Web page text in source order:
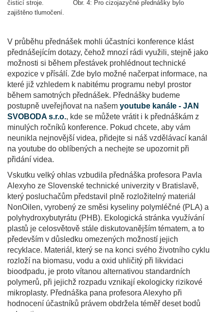
čisticí stroje.
Obr. 4: Pro cizojazyčné přednášky bylo
zajištěno tlumočení.
V průběhu přednášek mohli účastníci konference klást
přednášejícím dotazy, čehož mnozí rádi využili, stejně jako
možnosti si během přestávek prohlédnout technické
expozice v přísálí. Zde bylo možné načerpat informace, na
které již vzhledem k nabitému programu nebyl prostor
během samotných přednášek. Přednášky budeme
postupně uveřejňovat na našem youtube kanále - JAN
SVOBODA s.r.o., kde se můžete vrátit i k přednáškám z
minulých ročníků konference. Pokud chcete, aby vám
neunikla nejnovější videa, přidejte si náš vzdělávací kanál
na youtube do oblíbených a nechejte se upozornit při
přidání videa.
Vskutku velký ohlas vzbudila přednáška profesora Pavla
Alexyho ze Slovenské technické univerzity v Bratislavě,
který posluchačům představil plně rozložitelný materiál
NonOilen, vyrobený ze směsi kyseliny polymléčné (PLA) a
polyhydroxybutyrátu (PHB). Ekologická stránka využívání
plastů je celosvětově stále diskutovanějším tématem, a to
především v důsledku omezených možností jejich
recyklace. Materiál, který se na konci svého životního cyklu
rozloží na biomasu, vodu a oxid uhličitý při likvidaci
bioodpadu, je proto vítanou alternativou standardních
polymerů, při jejichž rozpadu vznikají ekologicky rizikové
mikroplasty. Přednáška pana profesora Alexyho při
hodnocení účastníků právem obdržela téměř deset bodů